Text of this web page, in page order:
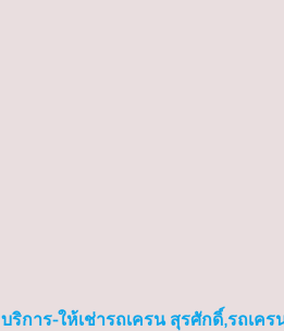
บริการ-ให้เช่ารถเครน สุรศักดิ์,รถเค